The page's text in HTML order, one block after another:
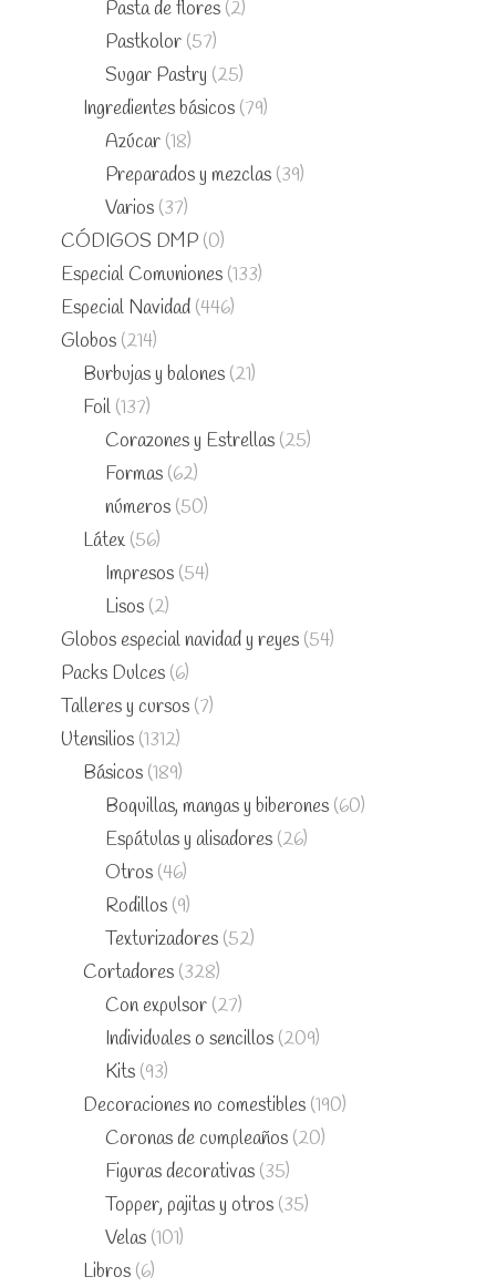
Pasta de flores (2)
Pastkolor (57)
Sugar Pastry (25)
Ingredientes básicos (79)
Azúcar (18)
Preparados y mezclas (39)
Varios (37)
CÓDIGOS DMP (0)
Especial Comuniones (133)
Especial Navidad (446)
Globos (214)
Burbujas y balones (21)
Foil (137)
Corazones y Estrellas (25)
Formas (62)
números (50)
Látex (56)
Impresos (54)
Lisos (2)
Globos especial navidad y reyes (54)
Packs Dulces (6)
Talleres y cursos (7)
Utensilios (1312)
Básicos (189)
Boquillas, mangas y biberones (60)
Espátulas y alisadores (26)
Otros (46)
Rodillos (9)
Texturizadores (52)
Cortadores (328)
Con expulsor (27)
Individuales o sencillos (209)
Kits (93)
Decoraciones no comestibles (190)
Coronas de cumpleaños (20)
Figuras decorativas (35)
Topper, pajitas y otros (35)
Velas (101)
Libros (6)